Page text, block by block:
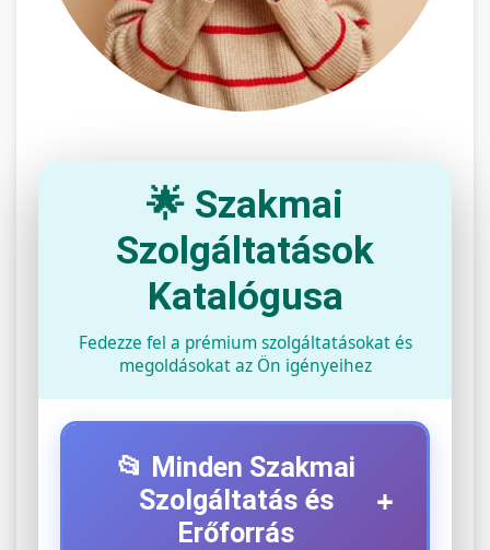
🌟 Szakmai
Szolgáltatások
Katalógusa
Fedezze fel a prémium szolgáltatásokat és
megoldásokat az Ön igényeihez
📂 Minden Szakmai
Szolgáltatás és
Erőforrás
+